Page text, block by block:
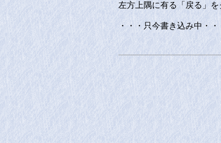
左方上隅に有る「戻る」
・・・只今書き込み中・・